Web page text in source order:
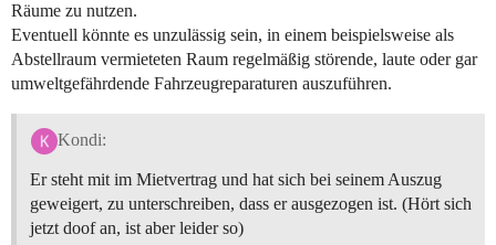
Räume zu nutzen.
Eventuell könnte es unzulässig sein, in einem beispielsweise als
Abstellraum vermieteten Raum regelmäßig störende, laute oder gar
umweltgefährdende Fahrzeugreparaturen auszuführen.
Kondi:
Er steht mit im Mietvertrag und hat sich bei seinem Auszug
geweigert, zu unterschreiben, dass er ausgezogen ist. (Hört sich
jetzt doof an, ist aber leider so)